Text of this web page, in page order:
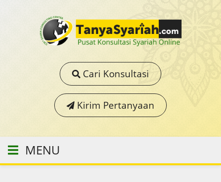
Cari Konsultasi
Kirim Pertanyaan
MENU